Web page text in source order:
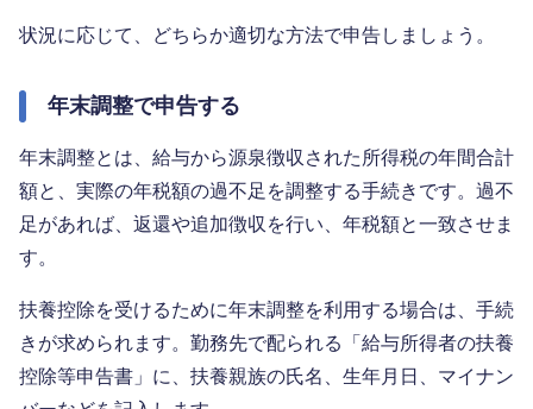
状況に応じて、どちらか適切な方法で申告しましょう。
年末調整で申告する
年末調整とは、給与から源泉徴収された所得税の年間合計
額と、実際の年税額の過不足を調整する手続きです。過不
足があれば、返還や追加徴収を行い、年税額と一致させま
す。
扶養控除を受けるために年末調整を利用する場合は、手続
きが求められます。勤務先で配られる「給与所得者の扶養
控除等申告書」に、扶養親族の氏名、生年月日、マイナン